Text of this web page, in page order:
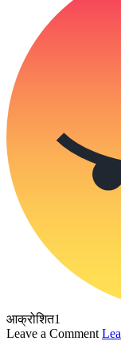
आक्रोशित1
Leave a Comment